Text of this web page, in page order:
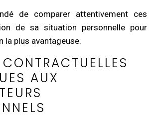
de comparer attentivement ces
de sa situation personnelle pour
la plus avantageuse.
AUX